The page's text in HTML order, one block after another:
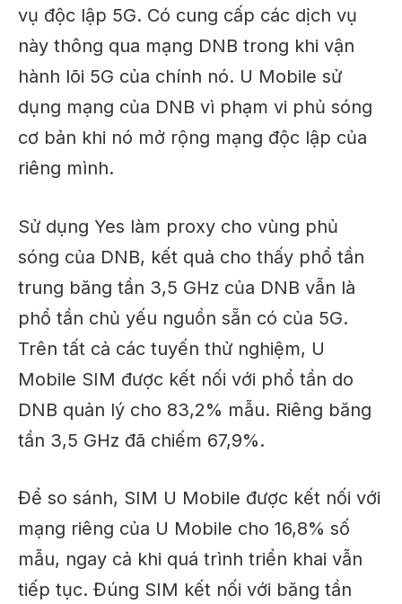
vụ độc lập 5G. Có cung cấp các dịch vụ
này thông qua mạng DNB trong khi vận
hành lõi 5G của chính nó. U Mobile sử
dụng mạng của DNB vì phạm vi phủ sóng
cơ bản khi nó mở rộng mạng độc lập của
riêng mình.
Sử dụng Yes làm proxy cho vùng phủ
sóng của DNB, kết quả cho thấy phổ tần
trung băng tần 3,5 GHz của DNB vẫn là
phổ tần chủ yếu nguồn sẵn có của 5G.
Trên tất cả các tuyến thử nghiệm, U
Mobile SIM được kết nối với phổ tần do
DNB quản lý cho 83,2% mẫu. Riêng băng
tần 3,5 GHz đã chiếm 67,9%.
Để so sánh, SIM U Mobile được kết nối với
mạng riêng của U Mobile cho 16,8% số
mẫu, ngay cả khi quá trình triển khai vẫn
tiếp tục. Đúng SIM kết nối với băng tần